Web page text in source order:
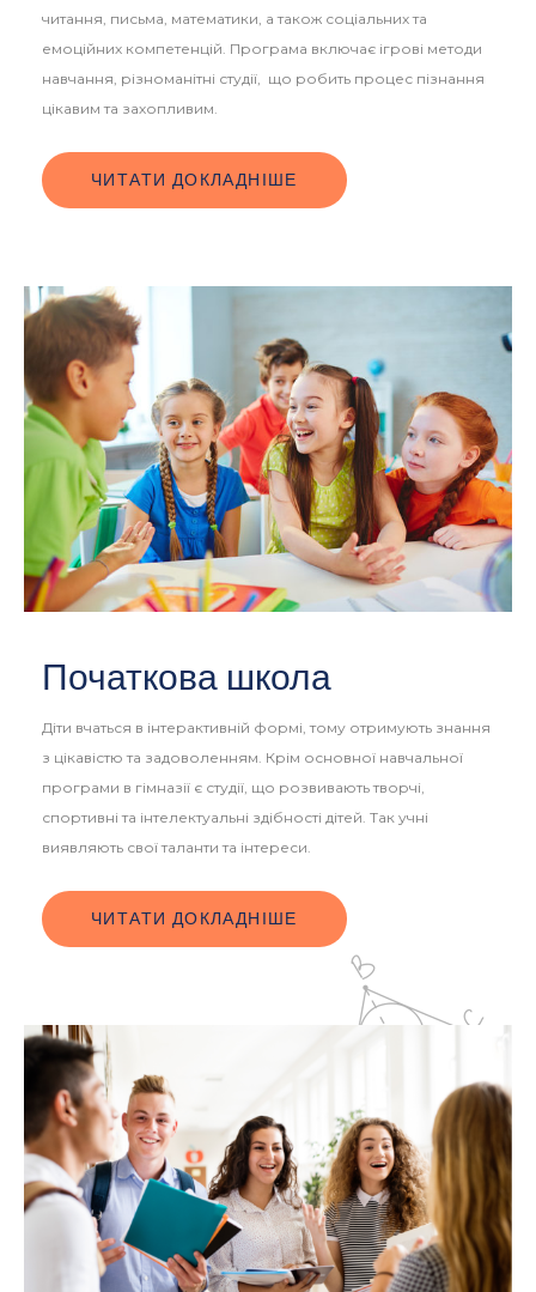
читання, письма, математики, а також соціальних та
емоційних компетенцій. Програма включає ігрові методи
навчання, різноманітні студії, що робить процес пізнання
цікавим та захопливим.
ЧИТАТИ ДОКЛАДНІШЕ
Початкова школа
Діти вчаться в інтерактивній формі, тому отримують знання
з цікавістю та задоволенням. Крім основної навчальної
програми в гімназії є студії, що розвивають творчі,
спортивні та інтелектуальні здібності дітей. Так учні
виявляють свої таланти та інтереси.
ЧИТАТИ ДОКЛАДНІШЕ